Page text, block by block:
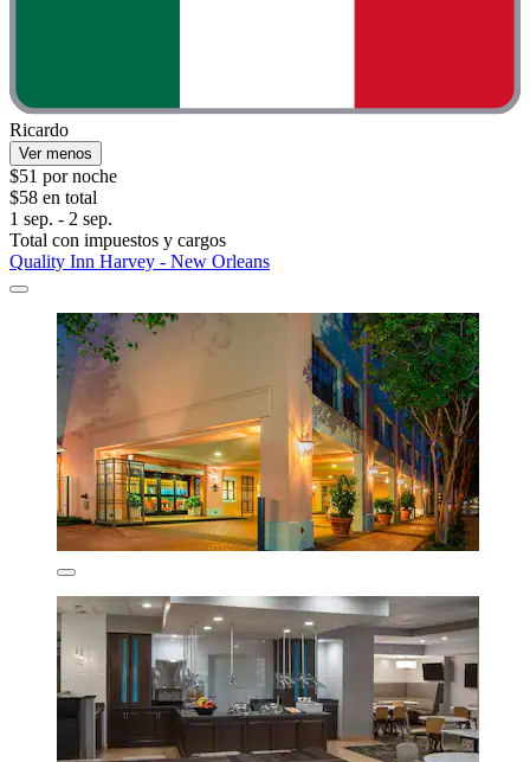
Ricardo
Ver menos
$51 por noche
$58 en total
1 sep. - 2 sep.
Total con impuestos y cargos
Quality Inn Harvey - New Orleans